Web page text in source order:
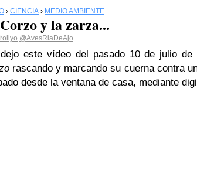
› CIENCIA › MEDIO AMBIENTE
y la zarza...
@AvesRiaDeAjo
este vídeo del pasado 10 de julio de
rascando y marcando su cuerna contra
desde la ventana de casa, mediante